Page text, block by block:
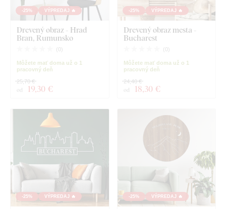
-25% VÝPREDAJ 🔥
Drevený obraz - Hrad
Bran, Rumunsko
( 0)
Môžete mať doma už o 1
pracovný deň
od 19,30 €
25,70 €
-25% VÝPREDAJ 🔥
Drevený obraz mesta -
Bucharest
( 0)
Môžete mať doma už o 1
pracovný deň
od 18,30 €
24,40 €
-25% VÝPREDAJ 🔥 -25% VÝPREDAJ 🔥